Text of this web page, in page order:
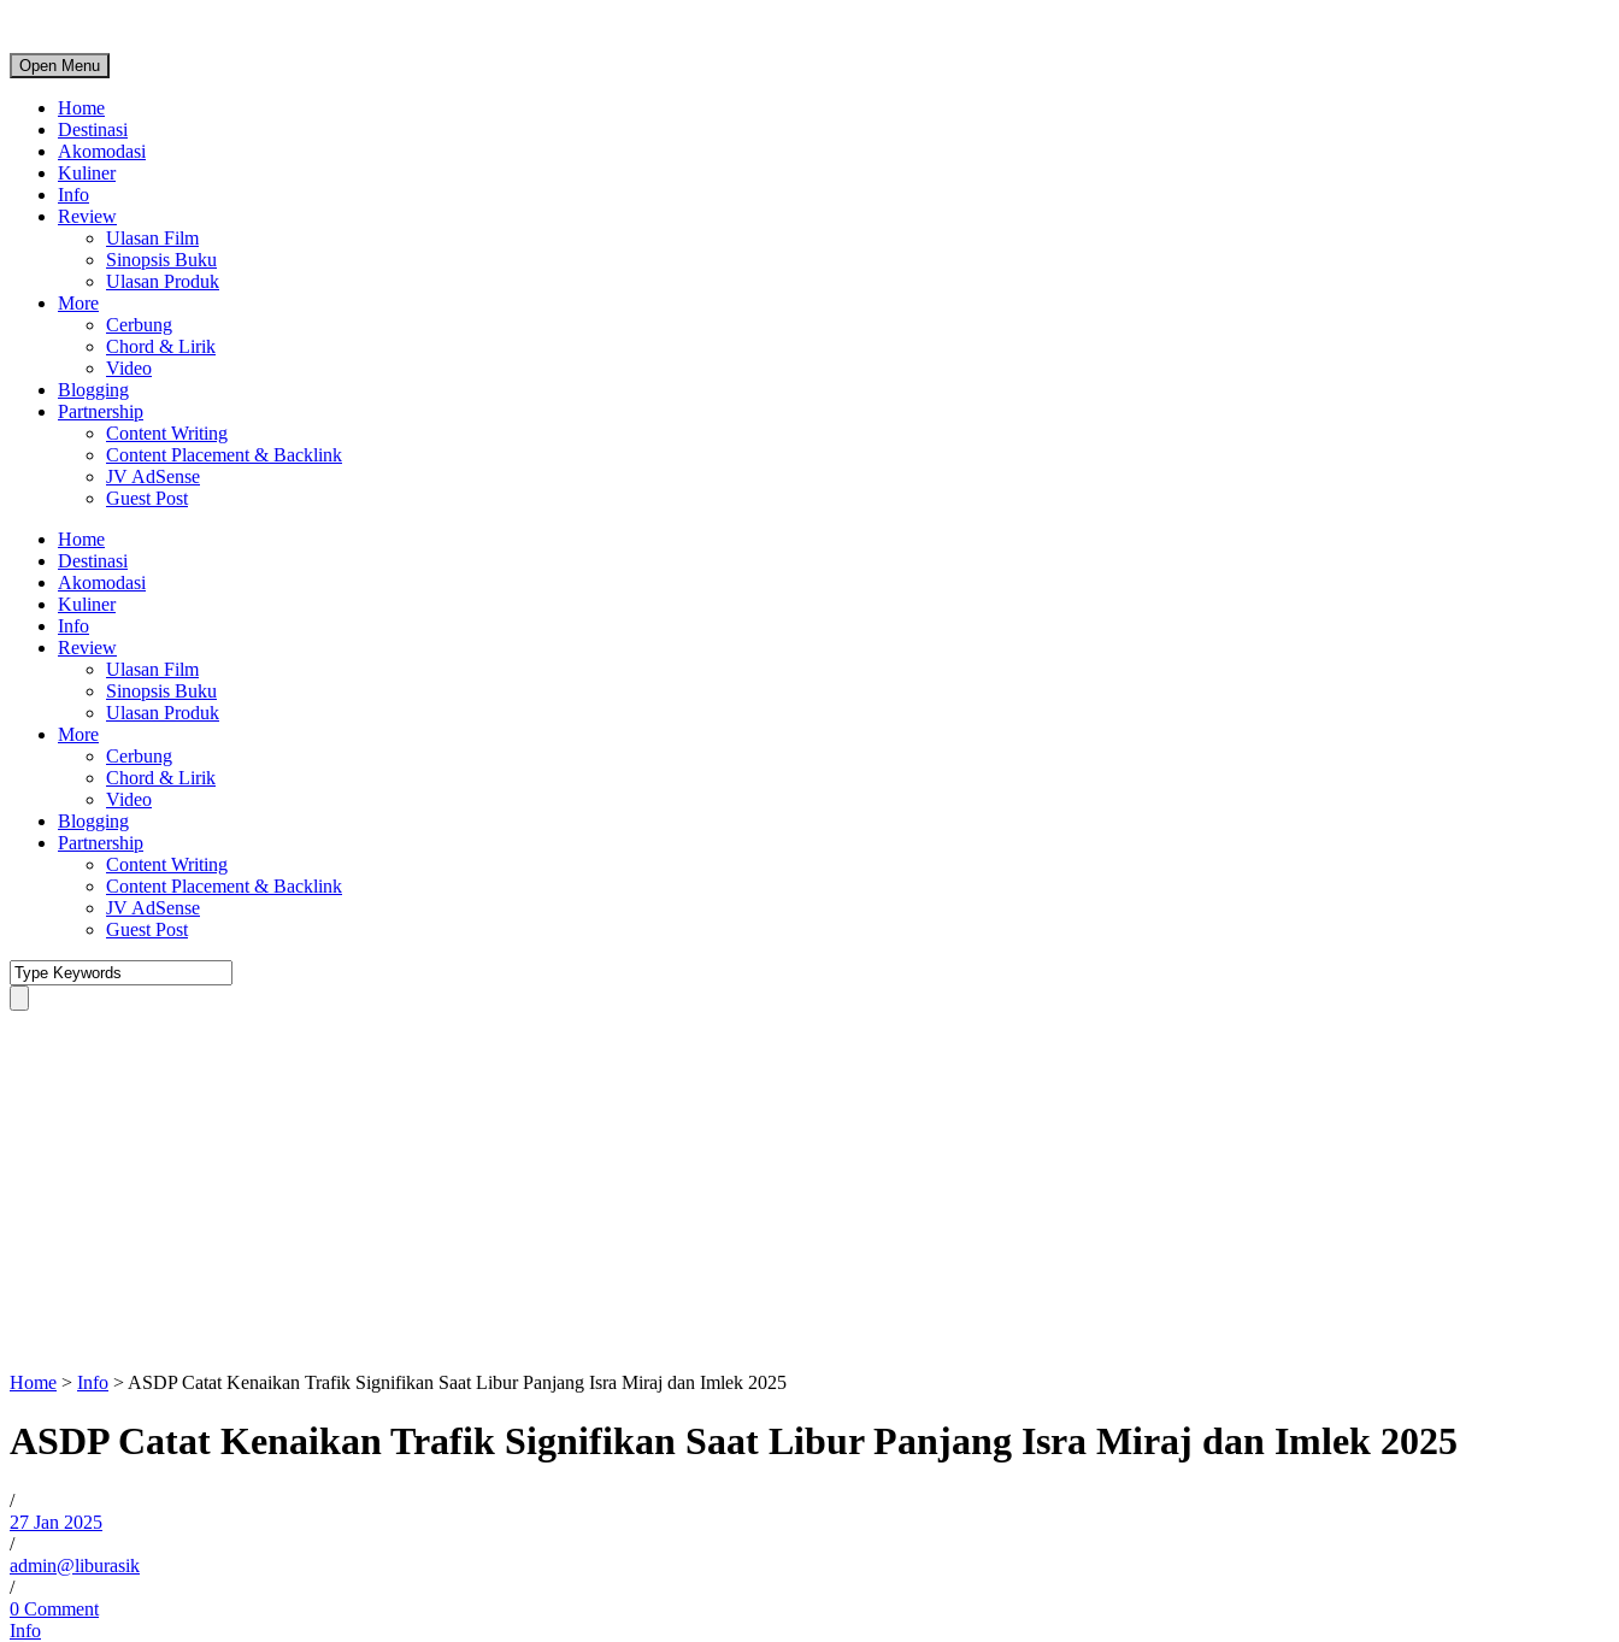
Open Menu
Home
Destinasi
Akomodasi
Kuliner
Info
Review
Ulasan Film
Sinopsis Buku
Ulasan Produk
More
Cerbung
Chord & Lirik
Video
Blogging
Partnership
Content Writing
Content Placement & Backlink
JV AdSense
Guest Post
Home
Destinasi
Akomodasi
Kuliner
Info
Review
Ulasan Film
Sinopsis Buku
Ulasan Produk
More
Cerbung
Chord & Lirik
Video
Blogging
Partnership
Content Writing
Content Placement & Backlink
JV AdSense
Guest Post
Home > Info > ASDP Catat Kenaikan Trafik Signifikan Saat Libur Panjang Isra Miraj dan Imlek 2025
ASDP Catat Kenaikan Trafik Signifikan Saat Libur Panjang Isra Miraj dan Imlek 2025
/
27 Jan 2025
/
admin@liburasik
/
0 Comment
Info